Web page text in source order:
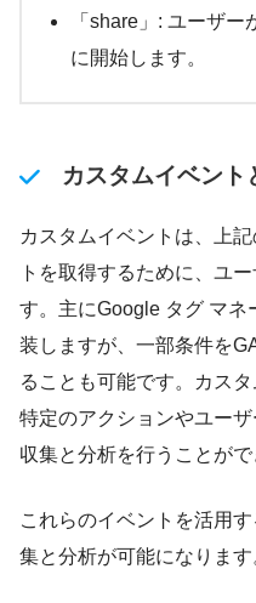
「share」: ユーザ
に開始します。
カスタムイベント
カスタムイベントは、上
トを取得するために、ユ
す。主にGoogle タグ マネ
装しますが、一部条件を
ることも可能です。カス
特定のアクションやユー
収集と分析を行うことがで
これらのイベントを活用
集と分析が可能になります